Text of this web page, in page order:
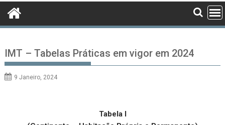
IMT – Tabelas Práticas em vigor em 2024
9 Janeiro, 2024
Tabela I